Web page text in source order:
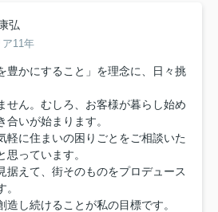
弘
11年
豊かにすること」を理念に、日々挑
せん。むしろ、お客様が暮らし始め
いが始まります。
軽に住まいの困りごとをご相談いた
っています。
据えて、街そのものをプロデュース
し続けることが私の目標です。